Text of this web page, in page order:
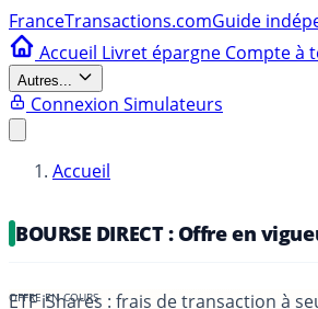
FranceTransactions.comGuide
Accueil Livret épargne Compte à
Autres...
Connexion Simulateurs
Accueil
BOURSE DIRECT : Offre en
ETF iShares : frais de transaction à